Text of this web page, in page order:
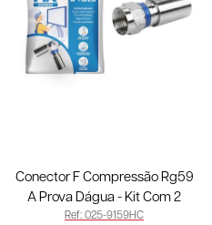
Conector F Compressão Rg59
A Prova Dágua - Kit Com 2
Peças 025-9159HC
Ref: 025-9159HC